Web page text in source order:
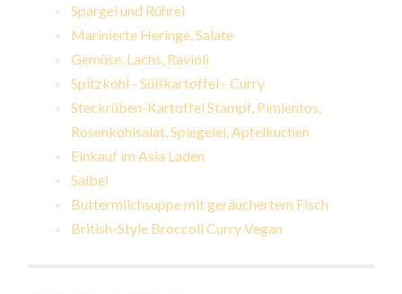
Spargel und Rührei
Marinierte Heringe, Salate
Gemüse, Lachs, Ravioli
Spitzkohl - Süßkartoffel - Curry
Steckrüben-Kartoffel Stampf, Pimientos,
Rosenkohlsalat, Spiegelei, Apfelkuchen
Einkauf im Asia Laden
Salbei
Buttermilchsuppe mit geräuchertem Fisch
British-Style Broccoli Curry Vegan